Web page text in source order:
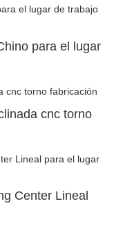
para el lugar
cnc torno
Center Lineal